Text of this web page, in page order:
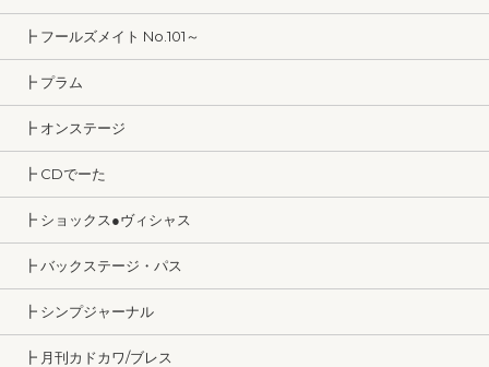
┣ フールズメイト No.101～
┣ プラム
┣ オンステージ
┣ CDでーた
┣ ショックス●ヴィシャス
┣ バックステージ・パス
┣ シンプジャーナル
┣ 月刊カドカワ/ブレス